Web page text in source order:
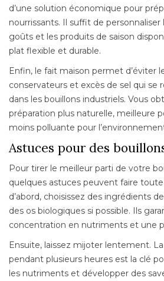
d’une solution économique pour
nourrissants. Il suffit de
goûts et les produits de saison
plat flexible et durable.
Enfin, le fait maison permet d’éviter
conservateurs et excès de sel qui se
dans les bouillons industriels. Vous
préparation plus naturelle, meilleure
moins polluante pour
Astuces pour des
Pour tirer le meilleur parti de votre
quelques astuces peuvent faire
d’abord, choisissez des ingrédients
des os biologiques si possible. Ils
concentration en nutriments et une
Ensuite, laissez mijoter lentement.
pendant plusieurs heures est la clé
les nutriments et développer des